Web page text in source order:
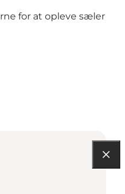
for at opleve sæler